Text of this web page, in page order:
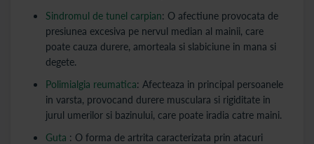
Sindromul de tunel carpian: O afectiune provocata de
presiunea excesiva pe nervul median al mainii, care
poate cauza durere, amorteala si slabiciune in mana si
degete.
Polimialgia reumatica: Afecteaza in principal persoanele
in varsta, provocand durere musculara si rigiditate in
jurul umerilor si bazinului, care poate iradia catre maini.
Guta : O forma de artrita caracterizata prin atacuri